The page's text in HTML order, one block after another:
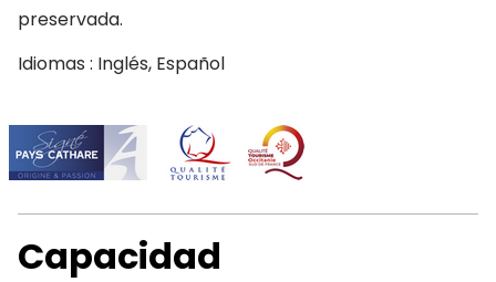
preservada.
Idiomas : Inglés, Español
Capacidad